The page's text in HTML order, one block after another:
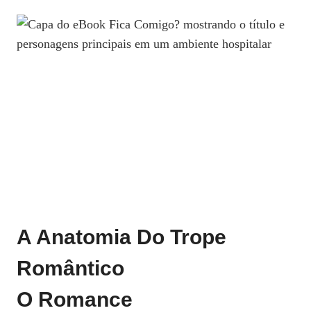
A Anatomia Do Trope
Romântico
O Romance